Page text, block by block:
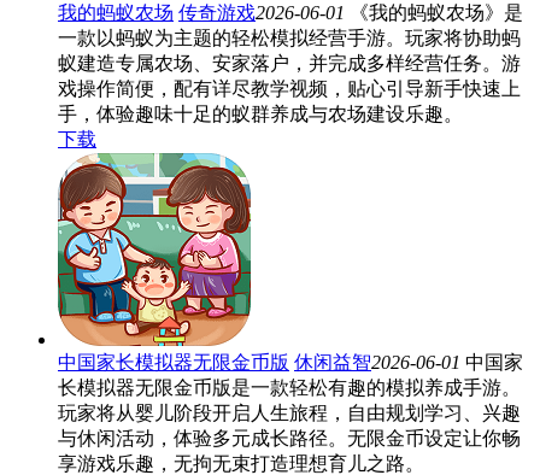
我的蚂蚁农场 传奇游戏2026-06-01
《我的蚂蚁农场》是
一款以蚂蚁为主题的轻松模拟经营手游。玩家将协助蚂
蚁建造专属农场、安家落户，并完成多样经营任务。游
戏操作简便，配有详尽教学视频，贴心引导新手快速上
手，体验趣味十足的蚁群养成与农场建设乐趣。
下载
中国家长模拟器无限金币版 休闲益智2026-06-01 中国家
长模拟器无限金币版是一款轻松有趣的模拟养成手游。
玩家将从婴儿阶段开启人生旅程，自由规划学习、兴趣
与休闲活动，体验多元成长路径。无限金币设定让你畅
享游戏乐趣，无拘无束打造理想育儿之路。